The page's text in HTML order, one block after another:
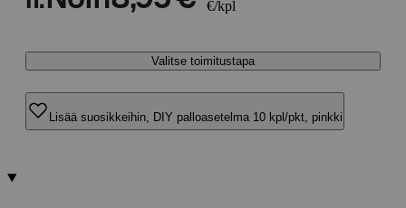
€/kpl
Valitse toimitustapa
Lisää suosikkeihin, DIY palloasetelma 10 kpl/pkt, pinkki